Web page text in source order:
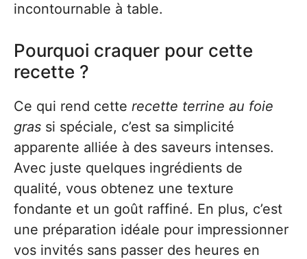
incontournable à table.
Pourquoi craquer pour cette
recette ?
Ce qui rend cette recette terrine au foie
gras si spéciale, c’est sa simplicité
apparente alliée à des saveurs intenses.
Avec juste quelques ingrédients de
qualité, vous obtenez une texture
fondante et un goût raffiné. En plus, c’est
une préparation idéale pour impressionner
vos invités sans passer des heures en